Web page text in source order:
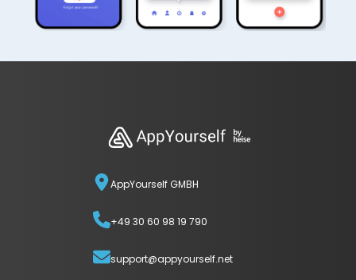
AppYourself GMBH
+49 30 60 98 19 790
support@appyourself.net